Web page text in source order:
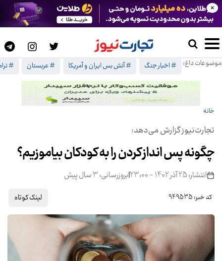
موضوعات داغ: # اخبار جنگ # آتش بس ایران و آمریکا # عربستان #
×
خانه
تجارت‌نیوز گزارش می‌دهد:
چگونه پس انداز کردن را به کودکان بیاموزیم؟
انتشار: 25 آذر 1402 - 23:00 |بروزرسانی: 3 سال پیش
کد خبر: 949535 لینک کوتاه